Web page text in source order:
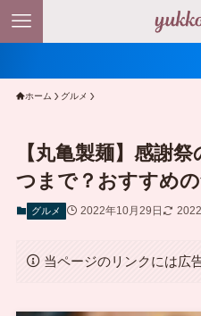
ホーム グルメ
【丸亀製麺】感謝
つまで？おすすめ
グルメ 2022年10月29日
当ページのリンクには広